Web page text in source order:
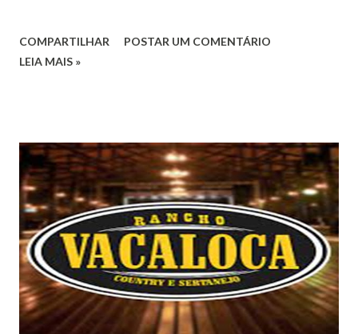
COMPARTILHAR
POSTAR UM COMENTÁRIO
LEIA MAIS »